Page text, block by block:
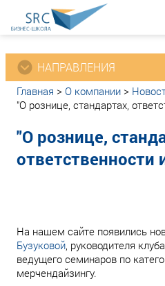
НАПРАВЛЕНИЯ
Главная > О компании >
"О рознице, стандартах,
"О рознице,
ответственности
На нашем сайте появились
Бузуковой, руководителя
ведущего семинаров по
мерчендайзингу.